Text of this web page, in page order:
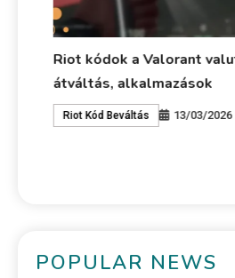
Riot kódok a Valorant
átváltás, alkalmazások
Riot Kód Beváltás 13/03/2026
POPULAR NEWS